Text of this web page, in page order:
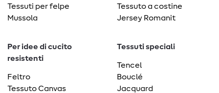
Tessuti per felpe
Mussola
Tessuto a costine
Jersey Romanit
Per idee di cucito
resistenti
Feltro
Tessuto Canvas
Tessuti speciali
Tencel
Bouclé
Jacquard